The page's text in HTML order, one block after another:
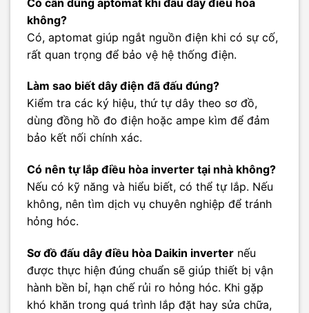
không?
Có, aptomat giúp ngắt nguồn điện khi có sự cố,
rất quan trọng để bảo vệ hệ thống điện.
Làm sao biết dây điện đã đấu đúng?
Kiểm tra các ký hiệu, thứ tự dây theo sơ đồ,
dùng đồng hồ đo điện hoặc ampe kìm để đảm
bảo kết nối chính xác.
Có nên tự lắp điều hòa inverter tại nhà không?
Nếu có kỹ năng và hiểu biết, có thể tự lắp. Nếu
không, nên tìm dịch vụ chuyên nghiệp để tránh
hỏng hóc.
Sơ đồ đấu dây điều hòa Daikin inverter nếu
được thực hiện đúng chuẩn sẽ giúp thiết bị vận
hành bền bỉ, hạn chế rủi ro hỏng hóc. Khi gặp
khó khăn trong quá trình lắp đặt hay sửa chữa,